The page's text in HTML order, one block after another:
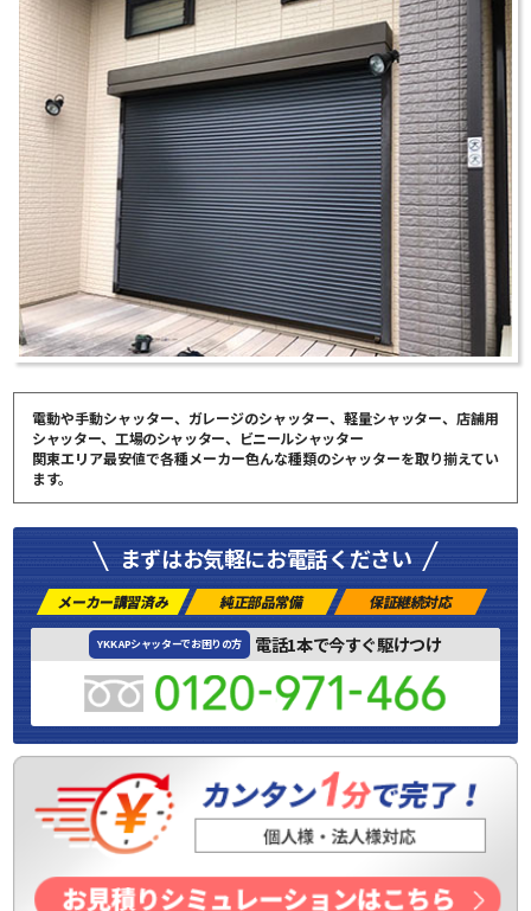
電動や手動シャッター、ガレージのシャッター、軽量シャッター、店舗用
シャッター、工場のシャッター、ビニールシャッター
関東エリア最安値で各種メーカー色んな種類のシャッターを取り揃えてい
ます。
まずはお気軽にお電話ください
メーカー講習済み 純正部品常備 保証継続対応
YKK APシャッターでお困りの方 電話1本で今すぐ駆けつけ